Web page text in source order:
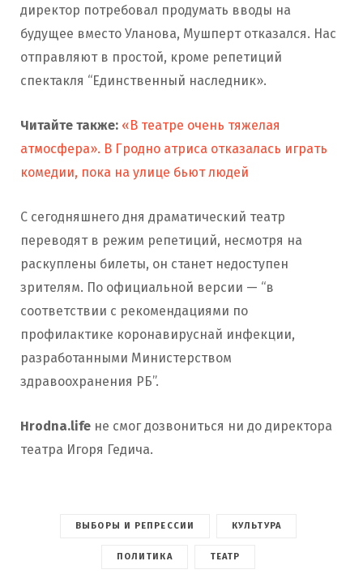
директор потребовал продумать вводы на
будущее вместо Уланова, Мушперт отказался. Нас
отправляют в простой, кроме репетиций
спектакля “Единственный наследник».
Читайте также: «В театре очень тяжелая
атмосфера». В Гродно атриса отказалась играть
комедии, пока на улице бьют людей
С сегодняшнего дня драматический театр
переводят в режим репетиций, несмотря на
раскуплены билеты, он станет недоступен
зрителям. По официальной версии — “в
соответствии с рекомендациями по
профилактике коронавируснай инфекции,
разработанными Министерством
здравоохранения РБ”.
Hrodna.life не смог дозвониться ни до директора
театра Игоря Гедича.
ВЫБОРЫ И РЕПРЕССИИ КУЛЬТУРА
ПОЛИТИКА ТЕАТР